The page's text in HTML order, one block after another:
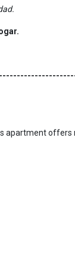
apartment